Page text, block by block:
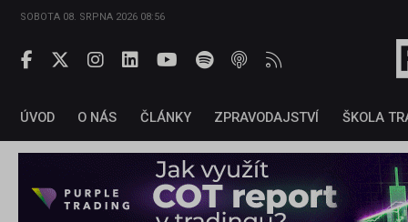
SOBOTA 08. SRPNA 2026 08:56
ÚVOD O NÁS ČLÁNKY ZPRAVODAJSTVÍ ŠKOLA